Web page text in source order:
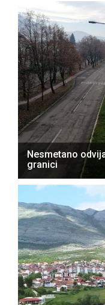
Nesmetano
granici